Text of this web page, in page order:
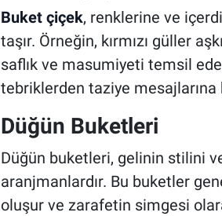
Buket çiçek, renklerine ve
taşır. Örneğin, kırmızı güller
saflık ve masumiyeti temsil
tebriklerden taziye mesajlarına
Düğün Buketleri
Düğün buketleri, gelinin stilini
aranjmanlardır. Bu buketler
oluşur ve zarafetin simgesi